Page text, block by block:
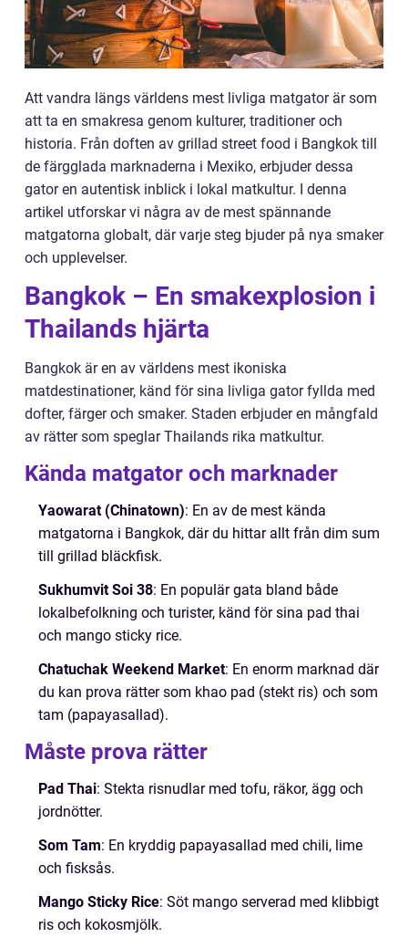
Att vandra längs världens mest livliga matgator är som
att ta en smakresa genom kulturer, traditioner och
historia. Från doften av grillad street food i Bangkok till
de färgglada marknaderna i Mexiko, erbjuder dessa
gator en autentisk inblick i lokal matkultur. I denna
artikel utforskar vi några av de mest spännande
matgatorna globalt, där varje steg bjuder på nya smaker
och upplevelser.
Bangkok – En smakexplosion i
Thailands hjärta
Bangkok är en av världens mest ikoniska
matdestinationer, känd för sina livliga gator fyllda med
dofter, färger och smaker. Staden erbjuder en mångfald
av rätter som speglar Thailands rika matkultur.
Kända matgator och marknader
Yaowarat (Chinatown): En av de mest kända
matgatorna i Bangkok, där du hittar allt från dim sum
till grillad bläckfisk.
Sukhumvit Soi 38: En populär gata bland både
lokalbefolkning och turister, känd för sina pad thai
och mango sticky rice.
Chatuchak Weekend Market: En enorm marknad där
du kan prova rätter som khao pad (stekt ris) och som
tam (papayasallad).
Måste prova rätter
Pad Thai: Stekta risnudlar med tofu, räkor, ägg och
jordnötter.
Som Tam: En kryddig papayasallad med chili, lime
och fisksås.
Mango Sticky Rice: Söt mango serverad med klibbigt
ris och kokosmjölk.